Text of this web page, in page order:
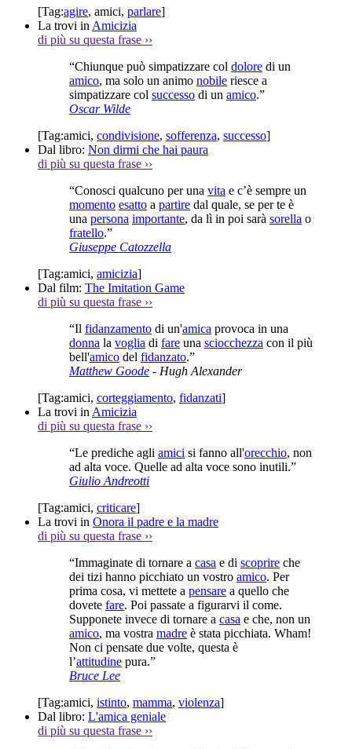
[Tag:agire, amici, parlare]
La trovi in Amicizia
di più su questa frase ››
“Chiunque può simpatizzare col dolore di un
amico, ma solo un animo nobile riesce a
simpatizzare col successo di un amico.”
Oscar Wilde
[Tag:amici, condivisione, sofferenza, successo]
Dal libro: Non dirmi che hai paura
di più su questa frase ››
“Conosci qualcuno per una vita e c’è sempre un
momento esatto a partire dal quale, se per te è
una persona importante, da lì in poi sarà sorella o
fratello.”
Giuseppe Catozzella
[Tag:amici, amicizia]
Dal film: The Imitation Game
di più su questa frase ››
“Il fidanzamento di un'amica provoca in una
donna la voglia di fare una sciocchezza con il più
bell'amico del fidanzato.”
Matthew Goode - Hugh Alexander
[Tag:amici, corteggiamento, fidanzati]
La trovi in Amicizia
di più su questa frase ››
“Le prediche agli amici si fanno all'orecchio, non
ad alta voce. Quelle ad alta voce sono inutili.”
Giulio Andreotti
[Tag:amici, criticare]
La trovi in Onora il padre e la madre
di più su questa frase ››
“Immaginate di tornare a casa e di scoprire che
dei tizi hanno picchiato un vostro amico. Per
prima cosa, vi mettete a pensare a quello che
dovete fare. Poi passate a figurarvi il come.
Supponete invece di tornare a casa e che, non un
amico, ma vostra madre è stata picchiata. Wham!
Non ci pensate due volte, questa è
l’attitudine pura.”
Bruce Lee
[Tag:amici, istinto, mamma, violenza]
Dal libro: L'amica geniale
di più su questa frase ››